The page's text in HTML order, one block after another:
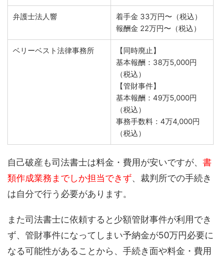
弁護士法人響
着手金 33万円〜（税込）
報酬金 22万円〜（税込）
ベリーベスト法律事務所
【同時廃止】
基本報酬：38万5,000円
（税込）
【管財事件】
基本報酬：49万5,000円
（税込）
事務手数料：4万4,000円
（税込）
自己破産も司法書士は料金・費用が安いですが、 書
類作成業務までしか担当できず、裁判所での手続き
は自分で行う必要があります。
また司法書士に依頼すると少額管財事件が利用でき
ず、管財事件になってしまい予納金が50万円必要に
なる可能性があることから、手続き面や料金・費用